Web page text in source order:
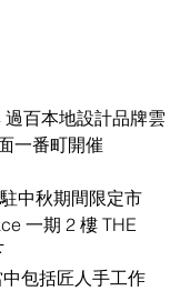
百本地設計品牌雲
一番町開催
中秋期間限定市
一期 2 樓 THE
包括匠人手工作